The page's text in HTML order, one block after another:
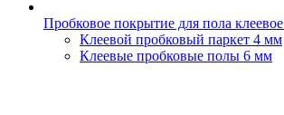
Пробковое покрытие для пола клеевое
Клеевой пробковый паркет 4 мм
Клеевые пробковые полы 6 мм